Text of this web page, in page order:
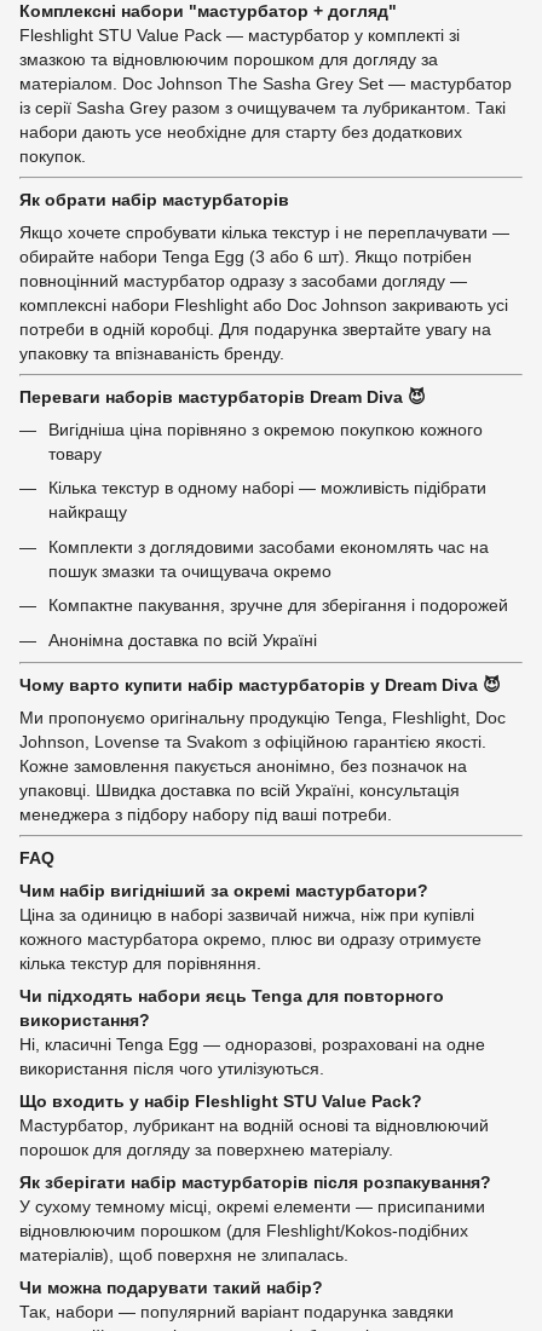
Комплексні набори "мастурбатор + догляд"
Fleshlight STU Value Pack — мастурбатор у комплекті зі
змазкою та відновлюючим порошком для догляду за
матеріалом. Doc Johnson The Sasha Grey Set — мастурбатор
із серії Sasha Grey разом з очищувачем та лубрикантом. Такі
набори дають усе необхідне для старту без додаткових
покупок.
Як обрати набір мастурбаторів
Якщо хочете спробувати кілька текстур і не переплачувати —
обирайте набори Tenga Egg (3 або 6 шт). Якщо потрібен
повноцінний мастурбатор одразу з засобами догляду —
комплексні набори Fleshlight або Doc Johnson закривають усі
потреби в одній коробці. Для подарунка звертайте увагу на
упаковку та впізнаваність бренду.
Переваги наборів мастурбаторів Dream Diva 😈
Вигідніша ціна порівняно з окремою покупкою кожного
товару
Кілька текстур в одному наборі — можливість підібрати
найкращу
Комплекти з доглядовими засобами економлять час на
пошук змазки та очищувача окремо
Компактне пакування, зручне для зберігання і подорожей
Анонімна доставка по всій Україні
Чому варто купити набір мастурбаторів у Dream Diva 😈
Ми пропонуємо оригінальну продукцію Tenga, Fleshlight, Doc
Johnson, Lovense та Svakom з офіційною гарантією якості.
Кожне замовлення пакується анонімно, без позначок на
упаковці. Швидка доставка по всій Україні, консультація
менеджера з підбору набору під ваші потреби.
FAQ
Чим набір вигідніший за окремі мастурбатори?
Ціна за одиницю в наборі зазвичай нижча, ніж при купівлі
кожного мастурбатора окремо, плюс ви одразу отримуєте
кілька текстур для порівняння.
Чи підходять набори яєць Tenga для повторного
використання?
Ні, класичні Tenga Egg — одноразові, розраховані на одне
використання після чого утилізуються.
Що входить у набір Fleshlight STU Value Pack?
Мастурбатор, лубрикант на водній основі та відновлюючий
порошок для догляду за поверхнею матеріалу.
Як зберігати набір мастурбаторів після розпакування?
У сухому темному місці, окремі елементи — присипаними
відновлюючим порошком (для Fleshlight/Kokos-подібних
матеріалів), щоб поверхня не злипалась.
Чи можна подарувати такий набір?
Так, набори — популярний варіант подарунка завдяки